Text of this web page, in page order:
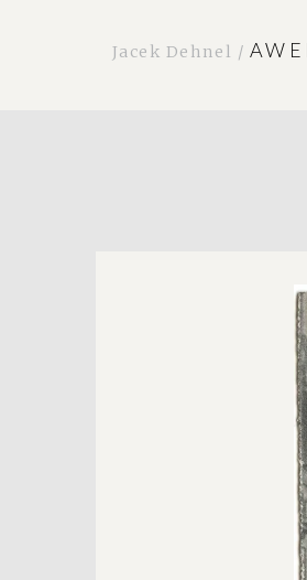
Jacek Dehnel /